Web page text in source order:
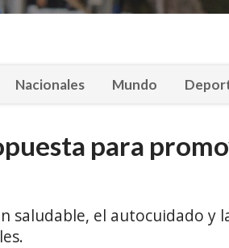
Nacionales Mundo
para
saludable, el autocuidado y